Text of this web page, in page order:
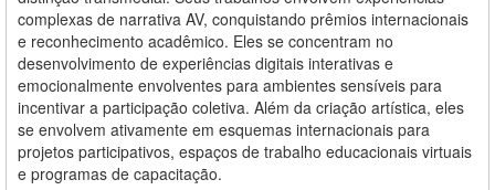
complexas de narrativa AV, conquistando prêmios internacionais
e reconhecimento acadêmico. Eles se concentram no
desenvolvimento de experiências digitais interativas e
emocionalmente envolventes para ambientes sensíveis para
incentivar a participação coletiva. Além da criação artística, eles
se envolvem ativamente em esquemas internacionais para
projetos participativos, espaços de trabalho educacionais virtuais
e programas de capacitação.